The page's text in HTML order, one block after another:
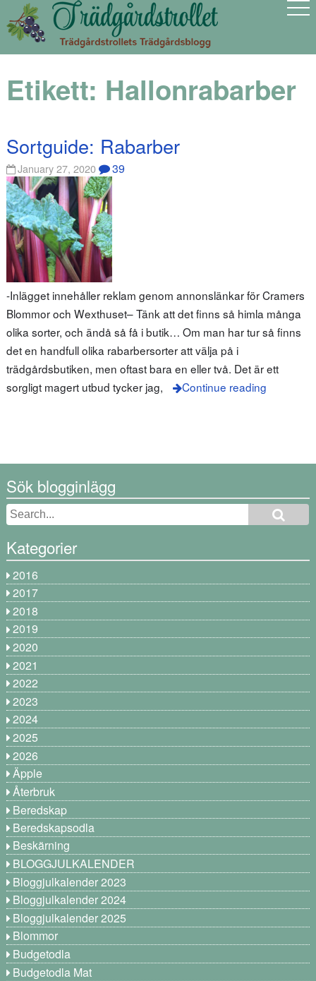
Etikett: Hallonrabarber
Sortguide: Rabarber
January 27, 2020 39
-Inlägget innehåller reklam genom annonslänkar för Cramers
Blommor och Wexthuset– Tänk att det finns så himla många
olika sorter, och ändå så få i butik… Om man har tur så finns
det en handfull olika rabarbersorter att välja på i
trädgårdsbutiken, men oftast bara en eller två. Det är ett
sorgligt magert utbud tycker jag,
Continue reading
Sök blogginlägg
Kategorier
2016
2017
2018
2019
2020
2021
2022
2023
2024
2025
2026
Äpple
Återbruk
Beredskap
Beredskapsodla
Beskärning
BLOGGJULKALENDER
Bloggjulkalender 2023
Bloggjulkalender 2024
Bloggjulkalender 2025
Blommor
Budgetodla
Budgetodla Mat